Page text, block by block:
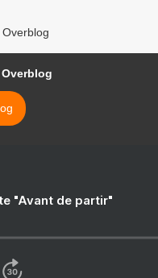
"Avant de partir"